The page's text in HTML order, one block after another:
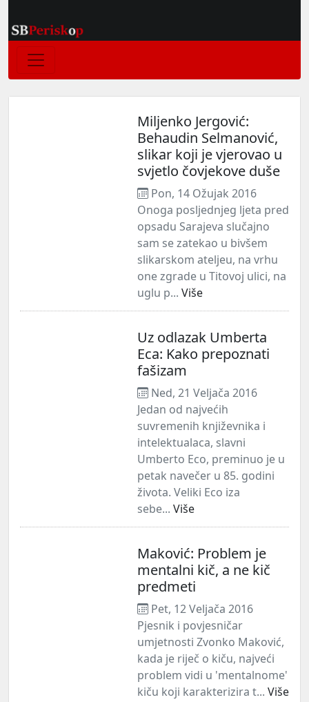
Miljenko Jergović:
Behaudin Selmanović,
slikar koji je vjerovao u
svjetlo čovjekove duše
Pon, 14 Ožujak 2016
Onoga posljednjeg ljeta pred
opsadu Sarajeva slučajno
sam se zatekao u bivšem
slikarskom ateljeu, na vrhu
one zgrade u Titovoj ulici, na
uglu p... Više
Uz odlazak Umberta
Eca: Kako prepoznati
fašizam
Ned, 21 Veljača 2016
Jedan od najvećih
suvremenih književnika i
intelektualaca, slavni
Umberto Eco, preminuo je u
petak navečer u 85. godini
života. Veliki Eco iza
sebe... Više
Maković: Problem je
mentalni kič, a ne kič
predmeti
Pet, 12 Veljača 2016
Pjesnik i povjesničar
umjetnosti Zvonko Maković,
kada je riječ o kiču, najveći
problem vidi u 'mentalnome'
kiču koji karakterizira t... Više